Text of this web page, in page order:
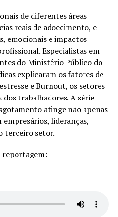
de diferentes áreas
reais de adoecimento, e
emocionais e impactos
Especialistas em
do Ministério Público do
explicaram os fatores de
e Burnout, os setores
dos trabalhadores. A série
atinge não apenas
empresários, lideranças,
terceiro setor.
reportagem: